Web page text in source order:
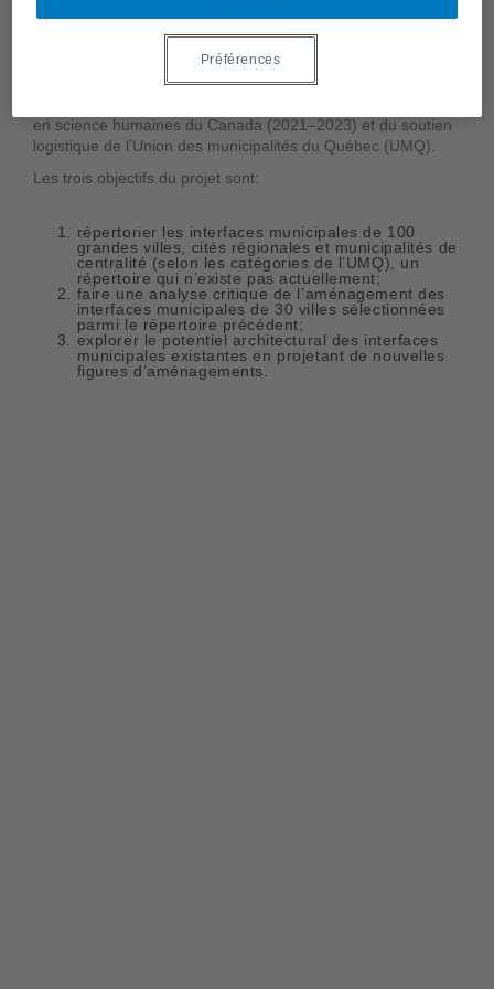
Alexie Gauthier-Lefebvre, École de design
en science humaines du Canada (2021–2023) et du soutien
logistique de l’Union des municipalités du Québec (UMQ).
Les trois objectifs du projet sont:
répertorier les interfaces municipales de 100
grandes villes, cités régionales et municipalités de
centralité (selon les catégories de l’UMQ), un
répertoire qui n’existe pas actuellement;
faire une analyse critique de l’aménagement des
interfaces municipales de 30 villes sélectionnées
parmi le répertoire précédent;
explorer le potentiel architectural des interfaces
municipales existantes en projetant de nouvelles
figures d’aménagements.
Préférences